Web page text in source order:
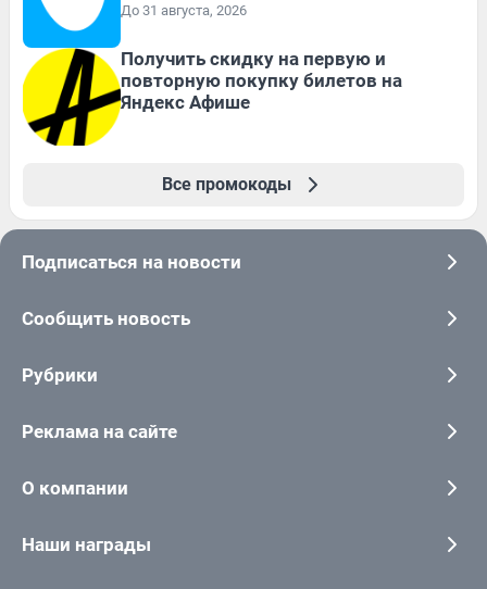
До 31 августа, 2026
Получить скидку на первую и
повторную покупку билетов на
Яндекс Афише
Все промокоды
Подписаться на новости
Сообщить новость
Рубрики
Реклама на сайте
О компании
Наши награды